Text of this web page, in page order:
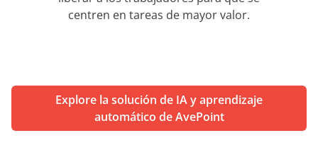
centren en tareas de mayor valor.
Explore la solución de IA y aprendizaje
automático de AvePoint